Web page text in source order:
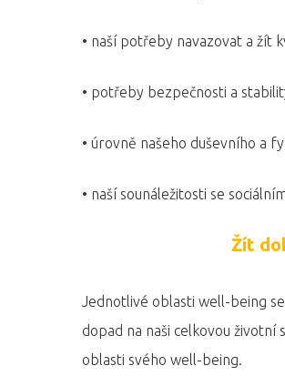
• naší potřeby navazovat a žít
• potřeby bezpečnosti a
• úrovně našeho duševního a
• naší sounáležitosti se
Žít
Jednotlivé oblasti well-being
dopad na naši celkovou životní
oblasti svého well-being.